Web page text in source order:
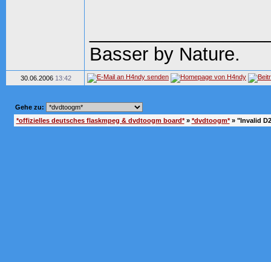
Basser by Nature.
30.06.2006 13:42
Gehe zu:
*offizielles deutsches flaskmpeg & dvdtoogm board*» *dvdtoogm*» "Invalid